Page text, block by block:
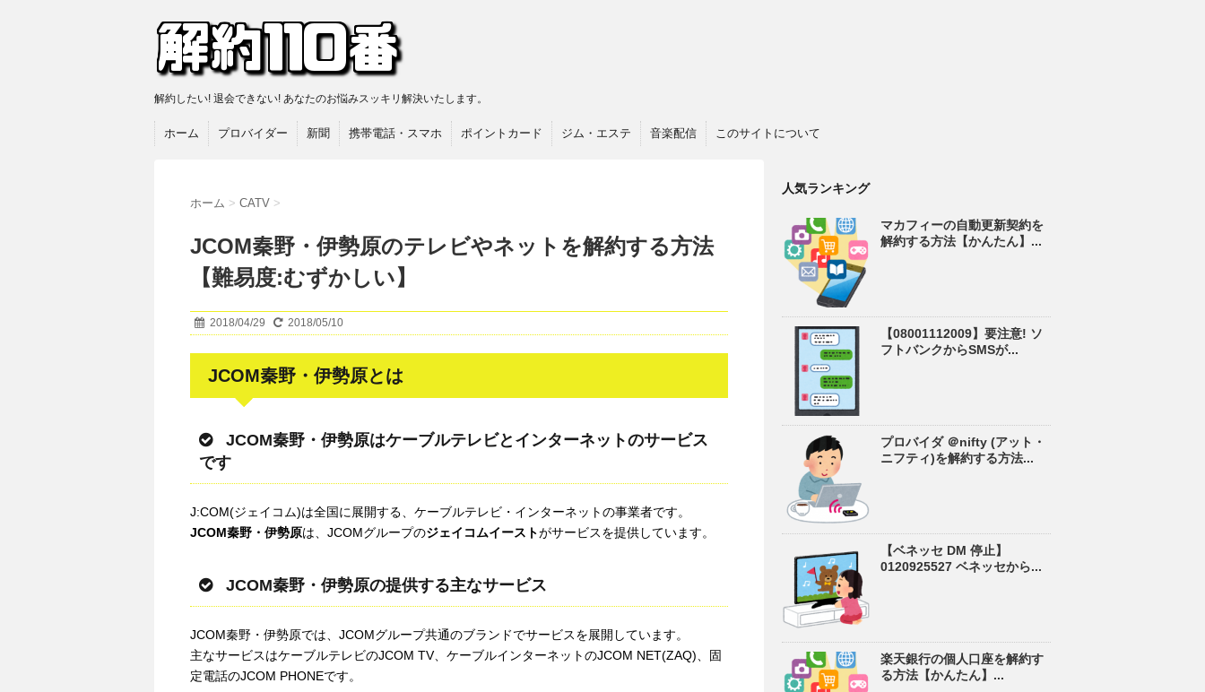
解約したい! 退会できない! あなたのお悩みスッキリ解決いたします。
ホーム プロバイダー 新聞 携帯電話・スマホ ポイントカード ジム・エステ 音楽配信 このサイトについて
ホーム > CATV >
JCOM秦野・伊勢原のテレビやネットを解約する方法
【難易度:むずかしい】
2018/04/29 2018/05/10
JCOM秦野・伊勢原とは
JCOM秦野・伊勢原はケーブルテレビとインターネットのサービス
です
J:COM(ジェイコム)は全国に展開する、ケーブルテレビ・インターネットの事業者です。
JCOM秦野・伊勢原は、JCOMグループのジェイコムイーストがサービスを提供しています。
JCOM秦野・伊勢原の提供する主なサービス
JCOM秦野・伊勢原では、JCOMグループ共通のブランドでサービスを展開しています。
主なサービスはケーブルテレビのJCOM TV、ケーブルインターネットのJCOM NET(ZAQ)、固
定電話のJCOM PHONEです。
人気ランキング
マカフィーの自動更新契約を
解約する方法【かんたん】...
【08001112009】要注意! ソ
フトバンクからSMSが...
プロバイダ ＠nifty (アット・
ニフティ)を解約する方法...
【ベネッセ DM 停止】
0120925527 ベネッセから...
楽天銀行の個人口座を解約す
る方法【かんたん】...